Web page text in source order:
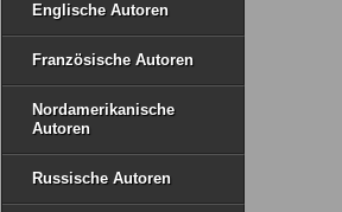
Englische Autoren
Französische Autoren
Nordamerikanische
Autoren
Russische Autoren